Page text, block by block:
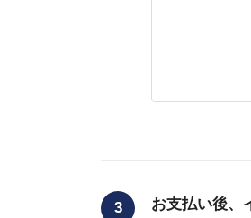
3 お支払い後、